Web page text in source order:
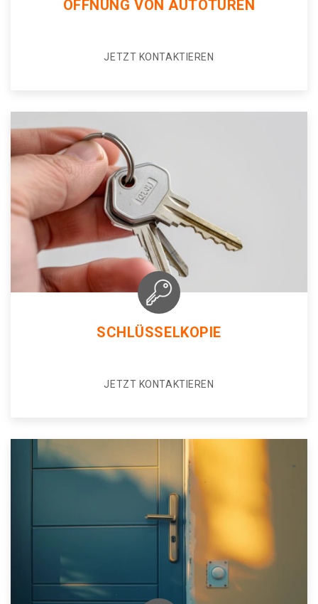
ÖFFNUNG VON AUTOTÜREN
JETZT KONTAKTIEREN
SCHLÜSSELKOPIE
JETZT KONTAKTIEREN